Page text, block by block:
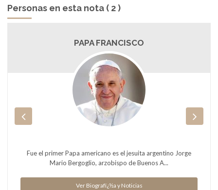
Personas en esta nota ( 2 )
PAPA FRANCISCO
Fue el primer Papa americano es el jesuita argentino Jorge
Mario Bergoglio, arzobispo de Buenos A...
Ver Biografï¿½a y Noticias